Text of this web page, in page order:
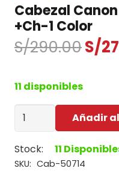
Cabezal
+Ch-1 Color
S/290.00El
S/
S/
11 disponibles
Cabezal
Pack
BH-
Añadir
Stock: 11
SKU: Cab-50714